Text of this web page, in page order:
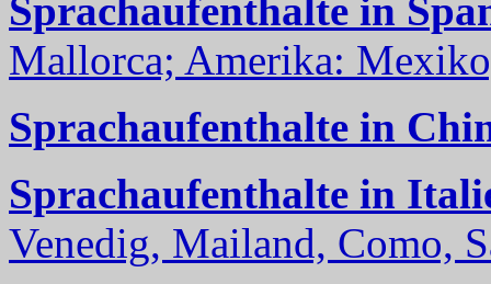
Sprachaufenthalte in
Mallorca; Amerika:
Sprachaufenthalte in
Sprachaufenthalte in
Venedig, Mailand, Como,